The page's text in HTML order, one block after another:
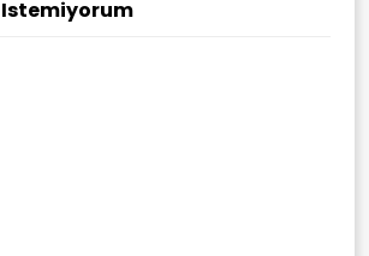
Istemiyorum